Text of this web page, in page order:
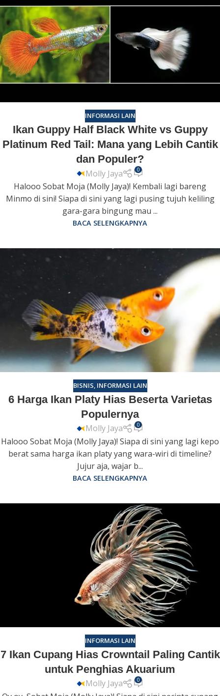
INFORMASI LAIN
Ikan Guppy Half Black White vs Guppy
Platinum Red Tail: Mana yang Lebih Cantik
dan Populer?
Molly Jaya 0
Halooo Sobat Moja (Molly Jaya)! Kembali lagi bareng
Minmo di sini! Siapa di sini yang lagi pusing tujuh keliling
gara-gara bingung mau ...
BACA SELENGKAPNYA
BISNIS, INFORMASI LAIN
6 Harga Ikan Platy Hias Beserta Varietas
Populernya
Molly Jaya 0
Halooo Sobat Moja (Molly Jaya)! Siapa di sini yang lagi kepo
berat sama harga ikan platy yang wara-wiri di timeline?
Jujur aja, wajar b...
BACA SELENGKAPNYA
INFORMASI LAIN
7 Ikan Cupang Hias Crowntail Paling Cantik
untuk Penghias Akuarium
Molly Jaya 0